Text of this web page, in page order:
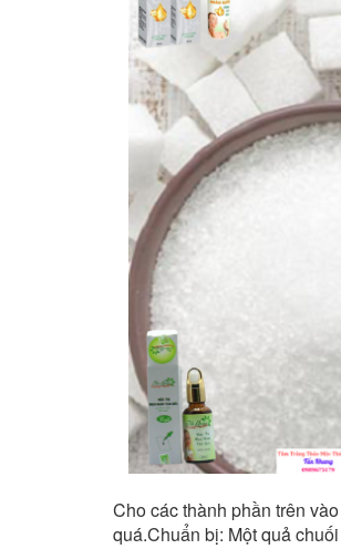
Cho các thành phần trên
quá.Chuẩn bị: Một quả